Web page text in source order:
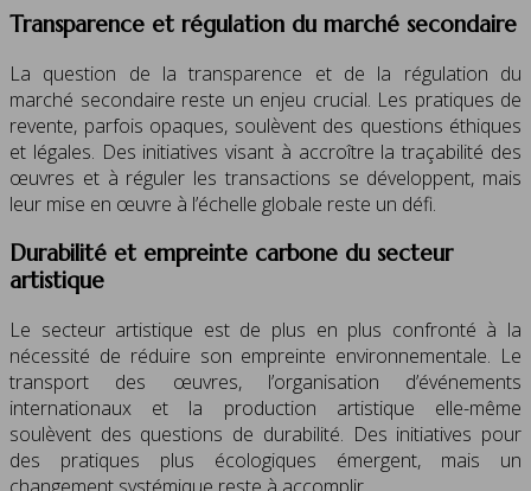
Transparence et régulation du marché secondaire
La question de la transparence et de la régulation du
marché secondaire reste un enjeu crucial. Les pratiques de
revente, parfois opaques, soulèvent des questions éthiques
et légales. Des initiatives visant à accroître la traçabilité des
œuvres et à réguler les transactions se développent, mais
leur mise en œuvre à l’échelle globale reste un défi.
Durabilité et empreinte carbone du secteur
artistique
Le secteur artistique est de plus en plus confronté à la
nécessité de réduire son empreinte environnementale. Le
transport des œuvres, l’organisation d’événements
internationaux et la production artistique elle-même
soulèvent des questions de durabilité. Des initiatives pour
des pratiques plus écologiques émergent, mais un